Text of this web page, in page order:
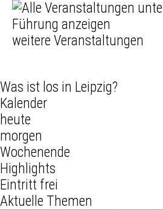
weitere Veranstaltungen
Was ist los in Leipzig?
Kalender
heute
morgen
Wochenende
Highlights
Eintritt frei
Aktuelle Themen